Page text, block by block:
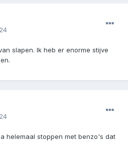
slapen. Ik heb er enorme stijve
helemaal stoppen met benzo's dat